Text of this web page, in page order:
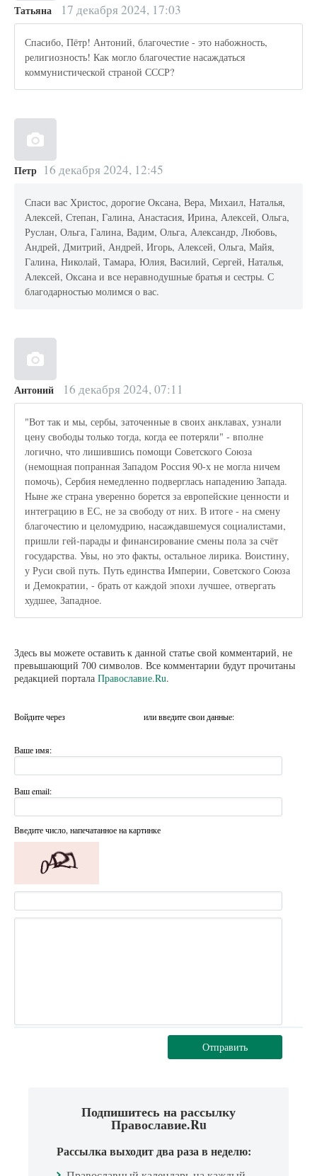
Татьяна 17 декабря 2024, 17:03
Спасибо, Пётр! Антоний, благочестие - это набожность,
религиозность! Как могло благочестие насаждаться
коммунистической страной СССР?
Петр 16 декабря 2024, 12:45
Спаси вас Христос, дорогие Оксана, Вера, Михаил, Наталья,
Алексей, Степан, Галина, Анастасия, Ирина, Алексей, Ольга,
Руслан, Ольга, Галина, Вадим, Ольга, Александр, Любовь,
Андрей, Дмитрий, Андрей, Игорь, Алексей, Ольга, Майя,
Галина, Николай, Тамара, Юлия, Василий, Сергей, Наталья,
Алексей, Оксана и все неравнодушные братья и сестры. С
благодарностью молимся о вас.
Антоний 16 декабря 2024, 07:11
"Вот так и мы, сербы, заточенные в своих анклавах, узнали
цену свободы только тогда, когда ее потеряли" - вполне
логично, что лишившись помощи Советского Союза
(немощная попранная Западом Россия 90-х не могла ничем
помочь), Сербия немедленно подверглась нападению Запада.
Ныне же страна уверенно борется за европейские ценности и
интеграцию в ЕС, не за свободу от них. В итоге - на смену
благочестию и целомудрию, насаждавшемуся социалистами,
пришли гей-парады и финансирование смены пола за счёт
государства. Увы, но это факты, остальное лирика. Воистину,
у Руси свой путь. Путь единства Империи, Советского Союза
и Демократии, - брать от каждой эпохи лучшее, отвергать
худшее, Западное.
Здесь вы можете оставить к данной статье свой комментарий, не
превышающий 700 символов. Все комментарии будут прочитаны
редакцией портала Православие.Ru.
Войдите через или введите свои данные:
Ваше имя:
Ваш email:
Введите число, напечатанное на картинке
Отправить
Подпишитесь на рассылку
Православие.Ru
Рассылка выходит два раза в неделю: